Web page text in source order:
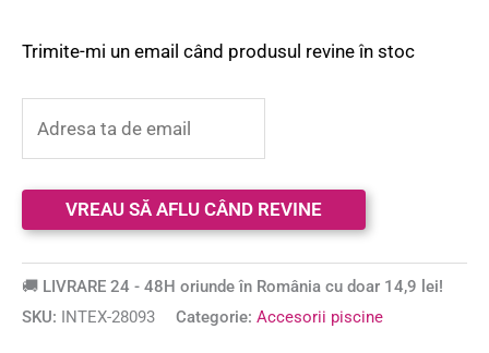
Trimite-mi un email când produsul revine în stoc
🚚 LIVRARE 24 - 48H oriunde în România cu doar 14,9 lei!
SKU:
INTEX-28093 Categorie: Accesorii piscine